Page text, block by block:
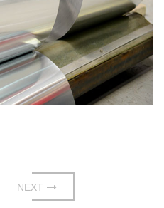
NEXT